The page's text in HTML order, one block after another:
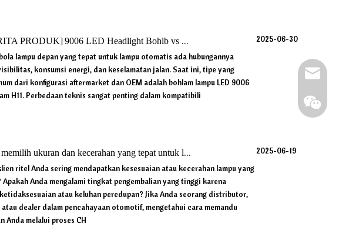
PRODUK]9006 LED Headlight Bohlb vs H11: Apa perbedaan teknisnya?
lampu depan yang tepat untuk lampu otomatis ada hubungannya
konsumsi energi, dan keselamatan jalan. Saat ini, tipe yang
dari konfigurasi aftermarket dan OEM adalah bohlam lampu LED 9006
H11. Perbedaan teknis sangat penting dalam kompatibili
2025-06-30
ukuran dan kecerahan yang tepat untuk lampu lampu LED
ritel Anda sering mendapatkan kesesuaian atau kecerahan lampu yang
Apakah Anda mengalami tingkat pengembalian yang tinggi karena
atau keluhan peredupan? Jika Anda seorang distributor,
dealer dalam pencahayaan otomotif, mengetahui cara memandu
Anda melalui proses CH
2025-06-19
Surel